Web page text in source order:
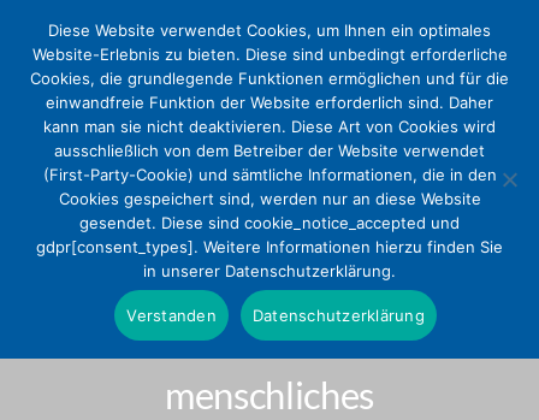
DEKV unterstützt Erklärung:
Demokratie und Pluralismus als
Fundament für ein
menschliches
Diese Website verwendet Cookies, um Ihnen ein optimales
Website-Erlebnis zu bieten. Diese sind unbedingt erforderliche
Cookies, die grundlegende Funktionen ermöglichen und für die
einwandfreie Funktion der Website erforderlich sind. Daher
kann man sie nicht deaktivieren. Diese Art von Cookies wird
ausschließlich von dem Betreiber der Website verwendet
(First-Party-Cookie) und sämtliche Informationen, die in den
Cookies gespeichert sind, werden nur an diese Website
gesendet. Diese sind cookie_notice_accepted und
gdpr[consent_types]. Weitere Informationen hierzu finden Sie
in unserer Datenschutzerklärung.
Verstanden Datenschutzerklärung